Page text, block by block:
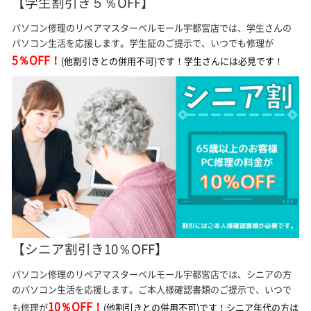
パソコン修理のリペアマスターベルモール宇都宮店では、学生さんの
パソコン生活を応援します。学生証のご提示で、いつでも修理が
5％OFF！ (他割引きとの併用不可)です！学生さんには必見です！
【シニア割引き10％OFF】
パソコン修理のリペアマスターベルモール宇都宮店では、シニアの方
のパソコン生活を応援します。ご本人様確認書類のご提示で、いつで
も修理が10％OFF！ (他割引きとの併用不可)です！シニア年代の方は